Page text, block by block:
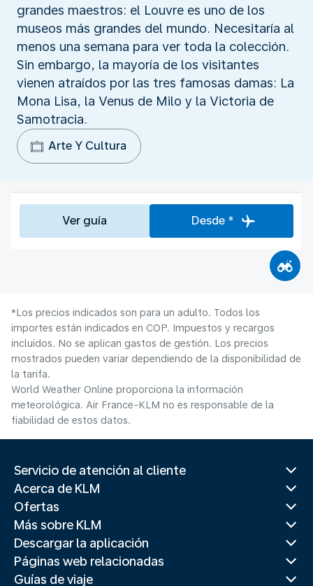
grandes maestros: el Louvre es uno de los
museos más grandes del mundo. Necesitaría al
menos una semana para ver toda la colección.
Sin embargo, la mayoría de los visitantes
vienen atraídos por las tres famosas damas: La
Mona Lisa, la Venus de Milo y la Victoria de
Samotracia.
Arte Y Cultura
Ver guía Desde *
*Los precios indicados son para un adulto. Todos los
importes están indicados en COP. Impuestos y recargos
incluidos. No se aplican gastos de gestión. Los precios
mostrados pueden variar dependiendo de la disponibilidad de
la tarifa.
World Weather Online proporciona la información
meteorológica. Air France-KLM no es responsable de la
fiabilidad de estos datos.
Servicio de atención al cliente
Acerca de KLM
Ofertas
Más sobre KLM
Descargar la aplicación
Páginas web relacionadas
Guías de viaje